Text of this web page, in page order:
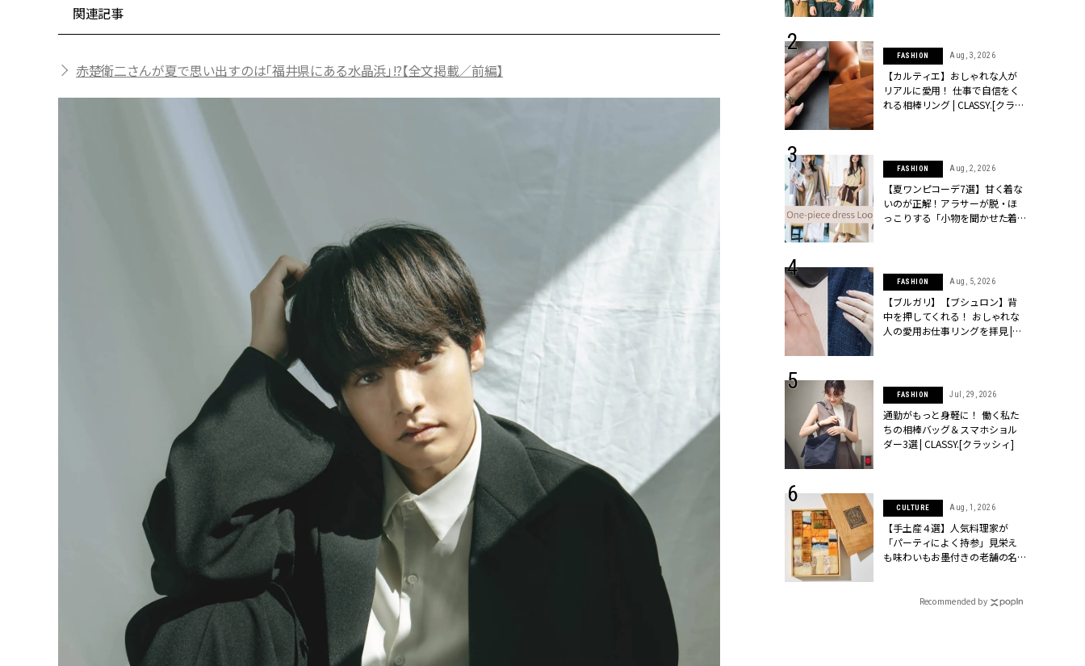
関連記事
赤楚衛二さんが夏で思い出すのは「福井県にある水晶浜」!?【全文掲載／前編】
忙しい毎日に「うるおいター
｜30代美容ライターが正直レビ
ュー | CLASSY.[クラッシィ]
BEAUTY Aug, 7, 2026
冷房・紫外線etc...「夏の隠れ乾
燥」を防ぐ【ベタつかない名品
クリーム】3選＜30代のベストコ
スメ＞ | CLASSY.[クラッシィ]
BEAUTY Nov, 17, 2025
【落ちない名品リップ10選】塗
り直しできない・皮むけしやす
いetc.悩みをクリア | CLASSY.[ク
ラッシィ]
BEAUTY Aug, 5, 2026
夏の深刻なくすみ・色ムラにア
プローチ！【透明感を底上げ】
神コスメ３選 | CLASSY.[クラッシ
WEDDING
【一生ものジュエリー】1つでも
存在感が際立つ！ポメラートの
式ゲスト服の鉄板“シンプル黒ワ
20万円台〜【カルティエ人気リ
ング４選】ラブ、トリニティetc.
を『マリッジ』に選ぶ人増えて
ます！ | CLASSY.[クラッシィ]
“キャトル”で人気急上昇【ブシ
ュロン】の『ブライダルリン
グ』は普段使いもしやすい！ |
CLASSY.[クラッシィ]
FASHION Aug, 3, 2026
【カルティエ】おしゃれな人が
リアルに愛用！ 仕事で自信をく
れる相棒リング | CLASSY.[クラッ
FASHION Aug, 2, 2026
【夏ワンピコーデ7選】甘く着な
いのが正解！アラサーが脱・ほ
っこりする「小物を聞かせた着
FASHION Aug, 5, 2026
【ブルガリ】【ブシュロン】背
中を押してくれる！ おしゃれな
人の愛用お仕事リングを拝見 |
FASHION Jul, 29, 2026
通勤がもっと身軽に！ 働く私た
ちの相棒バッグ＆スマホショル
ダー3選 | CLASSY.[クラッシィ]
CULTURE Aug, 1, 2026
【手土産４選】人気料理家が
「パーティによく持参」見栄え
も味わいもお墨付きの老舗の名
Recommended by